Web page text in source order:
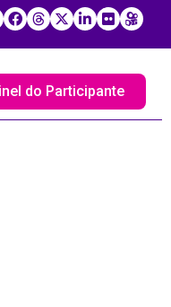
do Participante